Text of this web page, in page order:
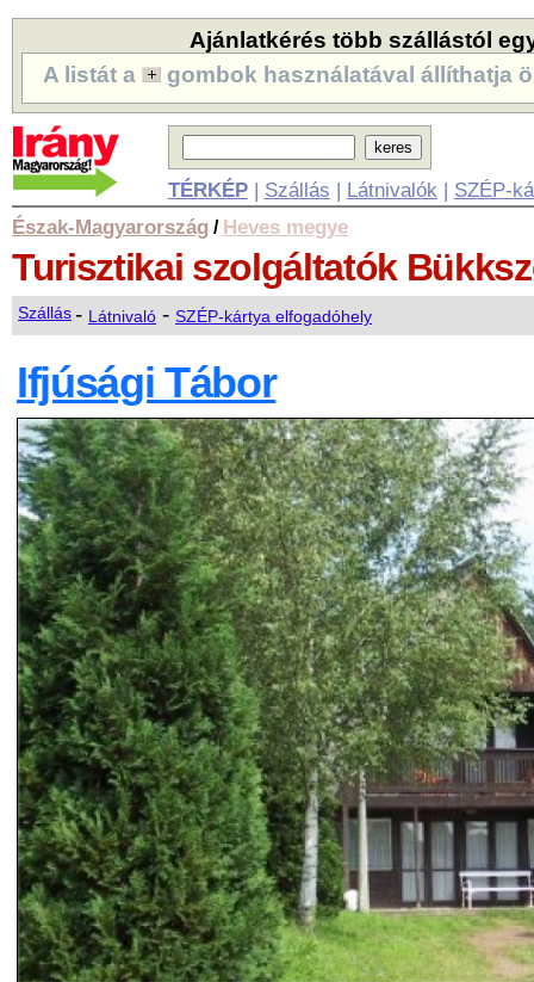
Ajánlatkérés több szállástól
A listát a
gombok használatával állíthatja
TÉRKÉP| Szállás | Látnivalók | SZÉP-
Észak-Magyarország / Heves megye
Turisztikai szolgáltatók
Szállás- Látnivaló - SZÉP-kártya elfogadóhely
Ifjúsági Tábor